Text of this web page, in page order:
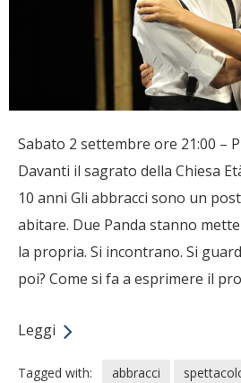
Sabato 2 settembre ore 21:00 –
Davanti il sagrato della Chiesa
10 anni Gli abbracci sono un
abitare. Due Panda stanno
la propria. Si incontrano. Si
poi? Come si fa a esprimere il
Leggi
Tagged with: abbracci